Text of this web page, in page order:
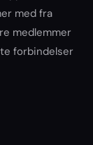
med fra
medlemmer
forbindelser